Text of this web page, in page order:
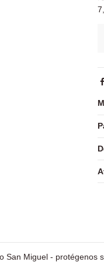
San Miguel - protégenos